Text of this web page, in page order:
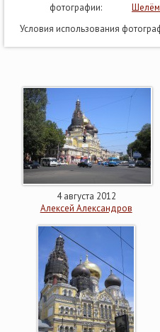
фотографии:
Условия использования
4 августа 2012
Алексей Александров